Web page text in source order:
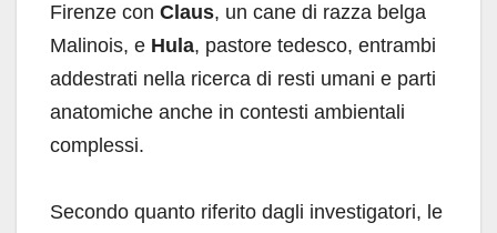
Firenze con Claus, un cane di razza belga
Malinois, e Hula, pastore tedesco, entrambi
addestrati nella ricerca di resti umani e parti
anatomiche anche in contesti ambientali
complessi.
Secondo quanto riferito dagli investigatori, le